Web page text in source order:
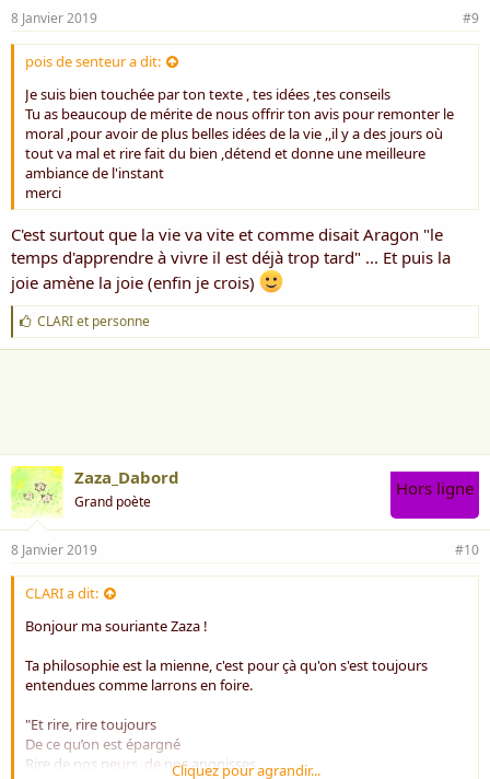
8 Janvier 2019 #9
pois de senteur a dit:
Je suis bien touchée par ton texte , tes idées ,tes conseils
Tu as beaucoup de mérite de nous offrir ton avis pour remonter le
moral ,pour avoir de plus belles idées de la vie ,,il y a des jours où
tout va mal et rire fait du bien ,détend et donne une meilleure
ambiance de l'instant
merci
C'est surtout que la vie va vite et comme disait Aragon "le
temps d'apprendre à vivre il est déjà trop tard" ... Et puis la
joie amène la joie (enfin je crois)
J
'
a
CLARIet personne
Zaza_Dabord
Grand poète
Hors ligne
8 Janvier 2019 #10
CLARI a dit:
Bonjour ma souriante Zaza !
Ta philosophie est la mienne, c'est pour çà qu'on s'est toujours
entendues comme larrons en foire.
"Et rire, rire toujours
De ce qu’on est épargné
Rire de nos peurs, de nos angoisses
Cliquez pour agrandir...